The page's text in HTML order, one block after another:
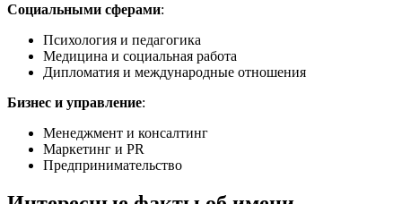
Социальными сферами:
Психология и педагогика
Медицина и социальная работа
Дипломатия и международные отношения
Бизнес и управление:
Менеджмент и консалтинг
Маркетинг и PR
Предпринимательство